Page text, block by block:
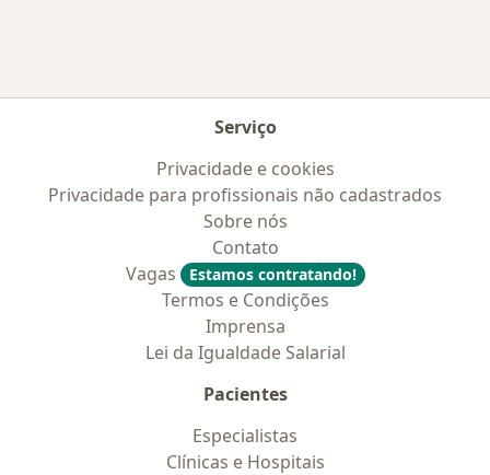
Serviço
Privacidade e cookies
Privacidade para profissionais não cadastrados
Sobre nós
Contato
Vagas
Estamos contratando!
Termos e Condições
Imprensa
Lei da Igualdade Salarial
Pacientes
Especialistas
Clínicas e Hospitais